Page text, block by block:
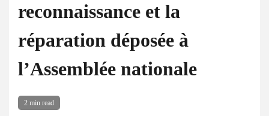
reconnaissance et la
réparation déposée à
l’Assemblée nationale
2 min read